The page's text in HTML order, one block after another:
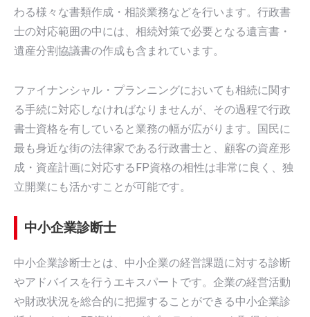
わる様々な書類作成・相談業務などを行います。行政書
士の対応範囲の中には、相続対策で必要となる遺言書・
遺産分割協議書の作成も含まれています。
ファイナンシャル・プランニングにおいても相続に関す
る手続に対応しなければなりませんが、その過程で行政
書士資格を有していると業務の幅が広がります。国民に
最も身近な街の法律家である行政書士と、顧客の資産形
成・資産計画に対応するFP資格の相性は非常に良く、独
立開業にも活かすことが可能です。
中小企業診断士
中小企業診断士とは、中小企業の経営課題に対する診断
やアドバイスを行うエキスパートです。企業の経営活動
や財政状況を総合的に把握することができる中小企業診